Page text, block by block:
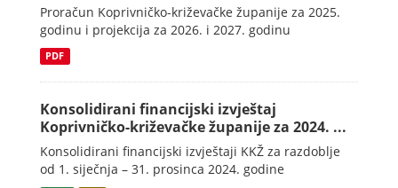
Proračun Koprivničko-križevačke županije za 2025.
godinu i projekcija za 2026. i 2027. godinu
PDF
Konsolidirani financijski izvještaj
Koprivničko-križevačke županije za 2024. ...
Konsolidirani financijski izvještaji KKŽ za razdoblje
od 1. siječnja – 31. prosinca 2024. godine